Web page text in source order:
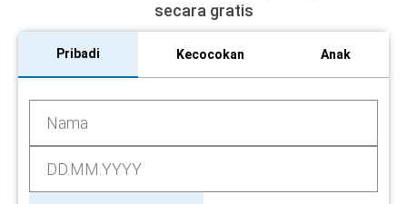
secara gratis
Pribadi Kecocokan Anak